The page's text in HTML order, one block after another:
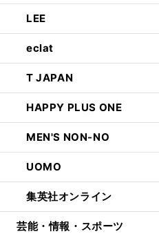
LEE
eclat
T JAPAN
HAPPY PLUS ONE
MEN'S NON-NO
UOMO
集英社オンライン
芸能・情報・スポーツ